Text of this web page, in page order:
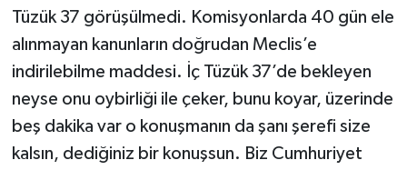
Tüzük 37 görüşülmedi. Komisyonlarda 40 gün ele
alınmayan kanunların doğrudan Meclis’e
indirilebilme maddesi. İç Tüzük 37’de bekleyen
neyse onu oybirliği ile çeker, bunu koyar, üzerinde
beş dakika var o konuşmanın da şanı şerefi size
kalsın, dediğiniz bir konuşsun. Biz Cumhuriyet